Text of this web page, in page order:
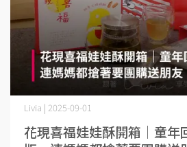
花現喜福娃娃酥開箱｜童年
Livia | 2025-09-01